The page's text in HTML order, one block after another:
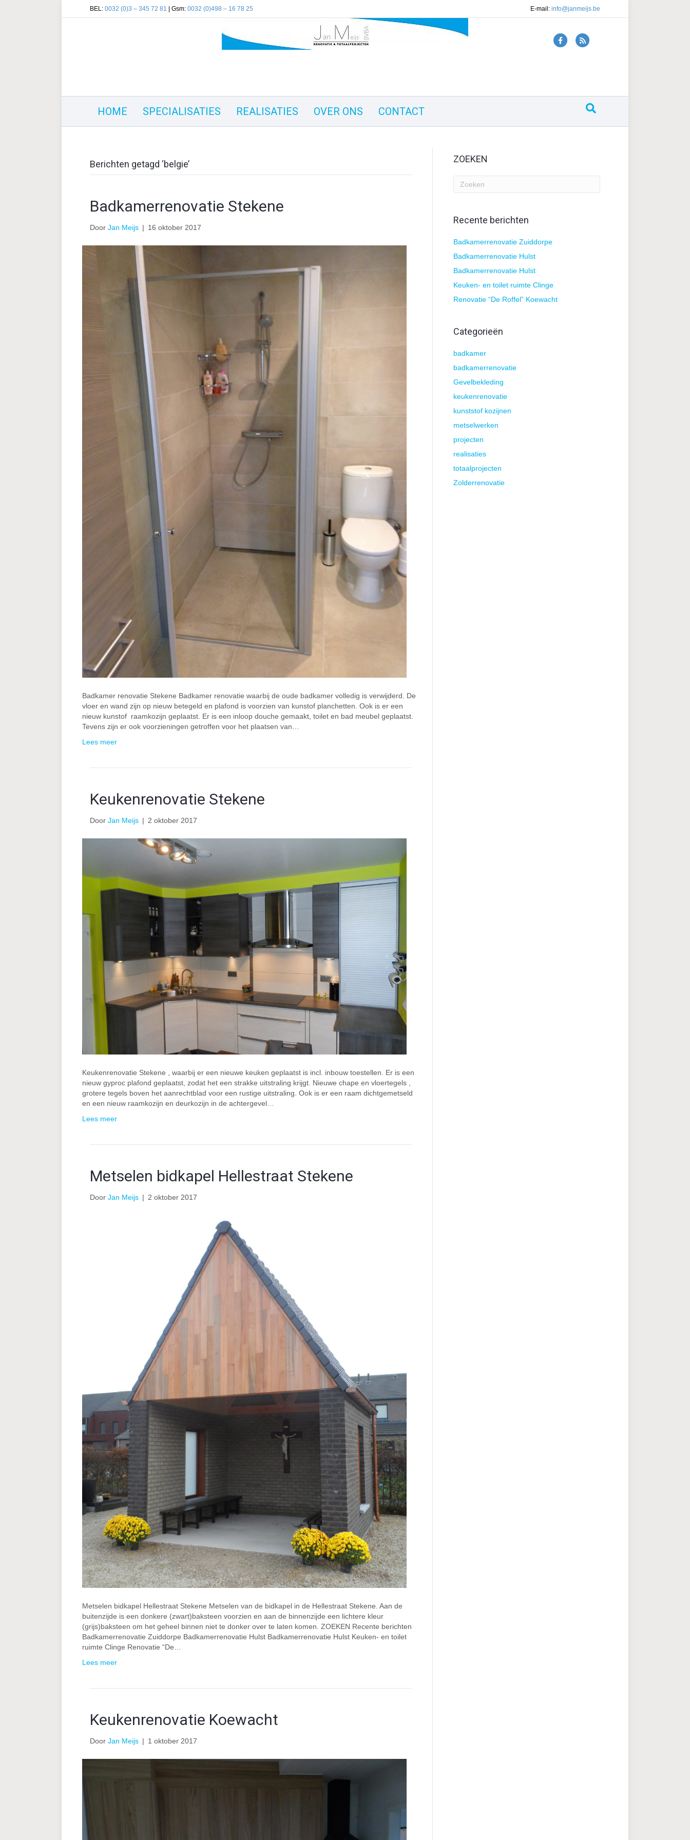
BEL:0032 (0)3 – 345 72 81 | Gsm:0032 (0)498 – 16 78 25 E-mail: info@janmeijs.be
Facebook
HOME SPECIALISATIES REALISATIES OVER ONS CONTACT
Berichten getagd ‘belgie’
Badkamerrenovatie Stekene
DoorJan Meijs | 16 oktober 2017
Badkamer renovatie Stekene Badkamer renovatie waarbij de oude badkamer volledig is verwijderd. De
vloer en wand zijn op nieuw betegeld en plafond is voorzien van kunstof planchetten. Ook is er een
nieuw kunstof raamkozijn geplaatst. Er is een inloop douche gemaakt, toilet en bad meubel geplaatst.
Tevens zijn er ook voorzieningen getroffen voor het plaatsen van…
Lees meer
Keukenrenovatie Stekene
DoorJan Meijs | 2 oktober 2017
Keukenrenovatie Stekene , waarbij er een nieuwe keuken geplaatst is incl. inbouw toestellen. Er is een
nieuw gyproc plafond geplaatst, zodat het een strakke uitstraling krijgt. Nieuwe chape en vloertegels ,
grotere tegels boven het aanrechtblad voor een rustige uitstraling. Ook is er een raam dichtgemetseld
en een nieuw raamkozijn en deurkozijn in de achtergevel…
Lees meer
Metselen bidkapel Hellestraat Stekene
DoorJan Meijs | 2 oktober 2017
Metselen bidkapel Hellestraat Stekene Metselen van de bidkapel in de Hellestraat Stekene. Aan de
buitenzijde is een donkere (zwart)baksteen voorzien en aan de binnenzijde een lichtere kleur
(grijs)baksteen om het geheel binnen niet te donker over te laten komen. ZOEKEN Recente berichten
Badkamerrenovatie Zuiddorpe Badkamerrenovatie Hulst Badkamerrenovatie Hulst Keuken- en toilet
ruimte Clinge Renovatie “De…
Lees meer
Keukenrenovatie Koewacht
DoorJan Meijs | 1 oktober 2017
ZOEKEN
Recente berichten
Badkamerrenovatie Zuiddorpe
Badkamerrenovatie Hulst
Badkamerrenovatie Hulst
Keuken- en toilet ruimte Clinge
Renovatie “De Roffel” Koewacht
Categorieën
badkamer
badkamerrenovatie
Gevelbekleding
keukenrenovatie
kunststof kozijnen
metselwerken
projecten
realisaties
totaalprojecten
Zolderrenovatie